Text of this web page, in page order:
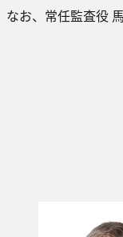
なお、常任監査役